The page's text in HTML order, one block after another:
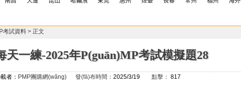
考試資料 > 正文
天一練-2025年P(guān)MP考試模擬題28
者： PMP團購網(wǎng)發(fā)布時間： 2025/3/19點擊： 817